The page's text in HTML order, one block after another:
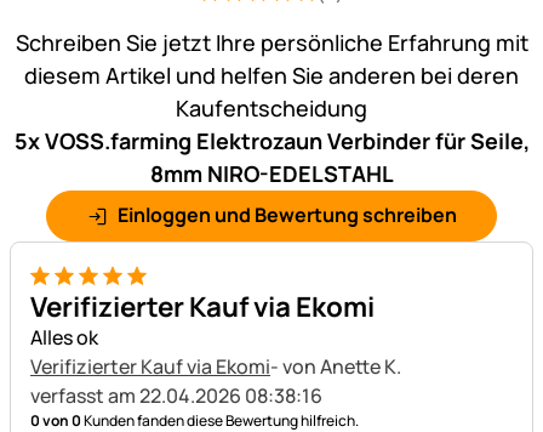
Schreiben Sie jetzt Ihre persönliche Erfahrung mit
diesem Artikel und helfen Sie anderen bei deren
Kaufentscheidung
5x VOSS.farming Elektrozaun Verbinder für Seile,
8mm NIRO-EDELSTAHL
Einloggen und Bewertung schreiben
5 von 5
Verifizierter Kauf via Ekomi
Alles ok
Verifizierter Kauf via Ekomi- von Anette K.
verfasst am 22.04.2026 08:38:16
0 von 0Kunden fanden diese Bewertung hilfreich.